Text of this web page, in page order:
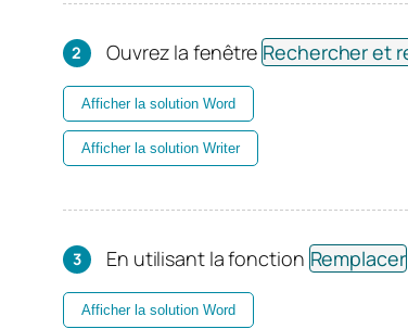
Ouvrez la fenêtre Rechercher et
Afficher la solution Word
Afficher la solution Writer
En utilisant la fonction Remplacer
Afficher la solution Word